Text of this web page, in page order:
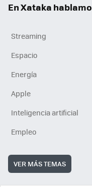
En Xataka
Streaming
Espacio
Energía
Apple
Inteligencia artificial
Empleo
VER MÁS TEMAS